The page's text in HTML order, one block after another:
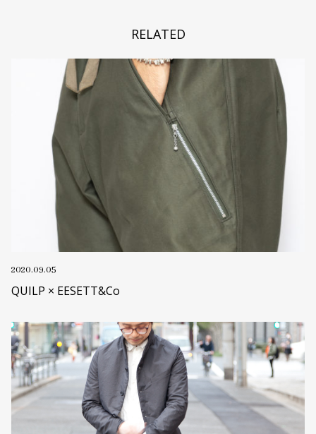
RELATED
2020.09.05
QUILP × EESETT&Co